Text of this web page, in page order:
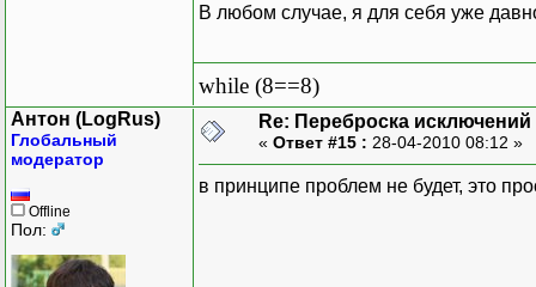
В любом случае, я для себя уже
while (8==8)
Антон (LogRus)
Глобальный
модератор
Offline
Пол:
Re: Переброска исключений
« Ответ #15 : 28-04-2010 08:12 »
в принципе проблем не будет, это